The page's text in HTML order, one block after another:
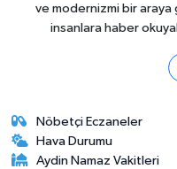
ve modernizmi bir araya
insanlara haber
Nöbetçi Eczaneler
Hava Durumu
Aydin Namaz Vakitleri